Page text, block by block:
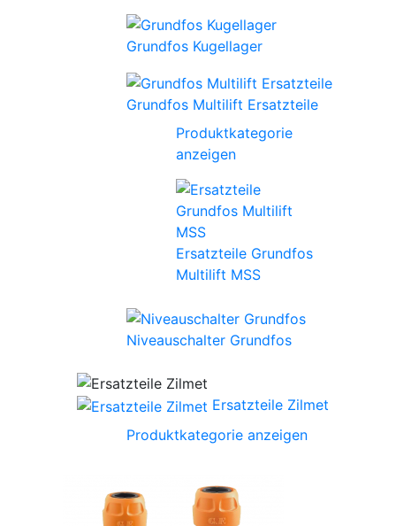
Grundfos Kugellager
Grundfos Multilift Ersatzteile
Produktkategorie
anzeigen
Ersatzteile Grundfos
Multilift MSS
Niveauschalter Grundfos
Ersatzteile Zilmet
Produktkategorie anzeigen